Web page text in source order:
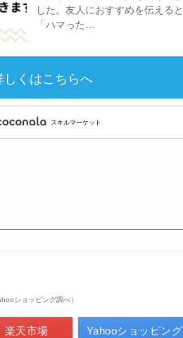
ショッピング調べ）
楽天市場 Yahooショッピング